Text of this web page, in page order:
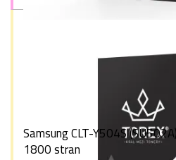
Samsung CLT-Y504S
1800 stran